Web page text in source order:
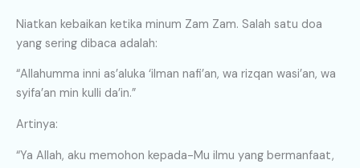
Niatkan kebaikan ketika minum Zam Zam. Salah satu doa
yang sering dibaca adalah:
“Allahumma inni as’aluka ‘ilman nafi’an, wa rizqan wasi’an, wa
syifa’an min kulli da’in.”
Artinya:
“Ya Allah, aku memohon kepada-Mu ilmu yang bermanfaat,